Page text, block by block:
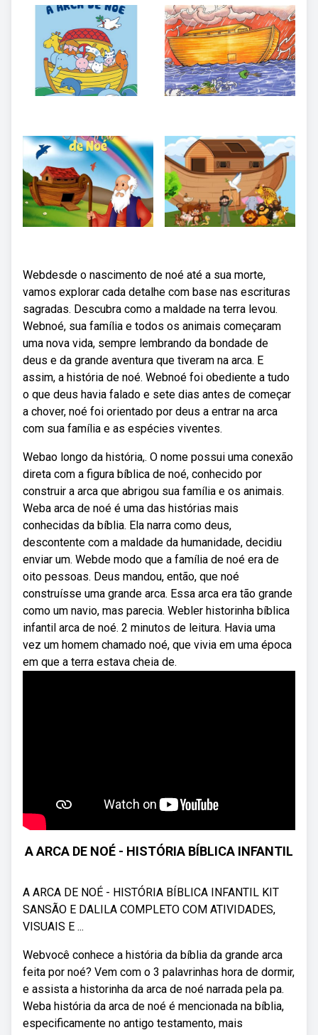
Webdesde o nascimento de noé até a sua morte,
vamos explorar cada detalhe com base nas escrituras
sagradas. Descubra como a maldade na terra levou.
Webnoé, sua família e todos os animais começaram
uma nova vida, sempre lembrando da bondade de
deus e da grande aventura que tiveram na arca. E
assim, a história de noé. Webnoé foi obediente a tudo
o que deus havia falado e sete dias antes de começar
a chover, noé foi orientado por deus a entrar na arca
com sua família e as espécies viventes.
Webao longo da história,. O nome possui uma conexão
direta com a figura bíblica de noé, conhecido por
construir a arca que abrigou sua família e os animais.
Weba arca de noé é uma das histórias mais
conhecidas da bíblia. Ela narra como deus,
descontente com a maldade da humanidade, decidiu
enviar um. Webde modo que a família de noé era de
oito pessoas. Deus mandou, então, que noé
construísse uma grande arca. Essa arca era tão grande
como um navio, mas parecia. Webler historinha bíblica
infantil arca de noé. 2 minutos de leitura. Havia uma
vez um homem chamado noé, que vivia em uma época
em que a terra estava cheia de.
A ARCA DE NOÉ - HISTÓRIA BÍBLICA INFANTIL
A ARCA DE NOÉ - HISTÓRIA BÍBLICA INFANTIL KIT
SANSÃO E DALILA COMPLETO COM ATIVIDADES,
VISUAIS E ...
Webvocê conhece a história da bíblia da grande arca
feita por noé? Vem com o 3 palavrinhas hora de dormir,
e assista a historinha da arca de noé narrada pela pa.
Weba história da arca de noé é mencionada na bíblia,
especificamente no antigo testamento, mais